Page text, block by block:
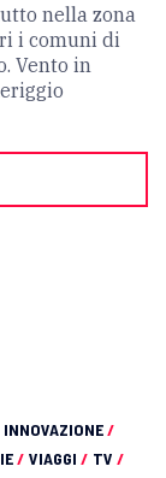
nella zona
i comuni di
Vento in
INNOVAZIONE/
/ VIAGGI / TV /